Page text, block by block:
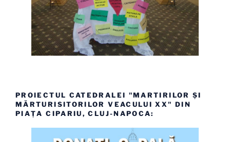
PROIECTUL CATEDRALEI "MARTIRILOR ȘI
MĂRTURISITORILOR VEACULUI XX" DIN
PIAȚA CIPARIU, CLUJ-NAPOCA: